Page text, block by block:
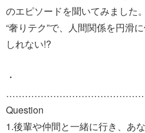
のエピソードを聞いてみました。
“奢りテク”で、人間関係を円滑
しれない!?
・
Question
1.後輩や仲間と一緒に行き、あ